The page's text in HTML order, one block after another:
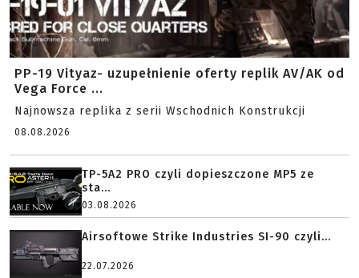
PP-19 Vityaz- uzupełnienie oferty replik AV/AK od
Vega Force ...
Najnowsza replika z serii Wschodnich Konstrukcji
08.08.2026
TP-5A2 PRO czyli dopieszczone MP5 ze
sta...
03.08.2026
Airsoftowe Strike Industries SI-90 czyli...
22.07.2026